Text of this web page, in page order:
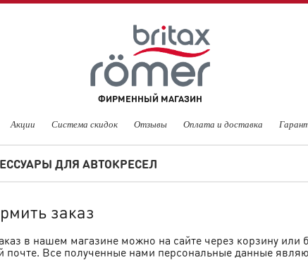
ФИРМЕННЫЙ МАГАЗИН
Акции Система скидок Отзывы Оплата и доставка
ДЛЯ АВТОКРЕСЕЛ
заказ
в нашем магазине можно на сайте через корзину или
почте. Все полученные нами персональные данные